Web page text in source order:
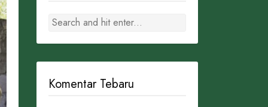
Komentar Tebaru